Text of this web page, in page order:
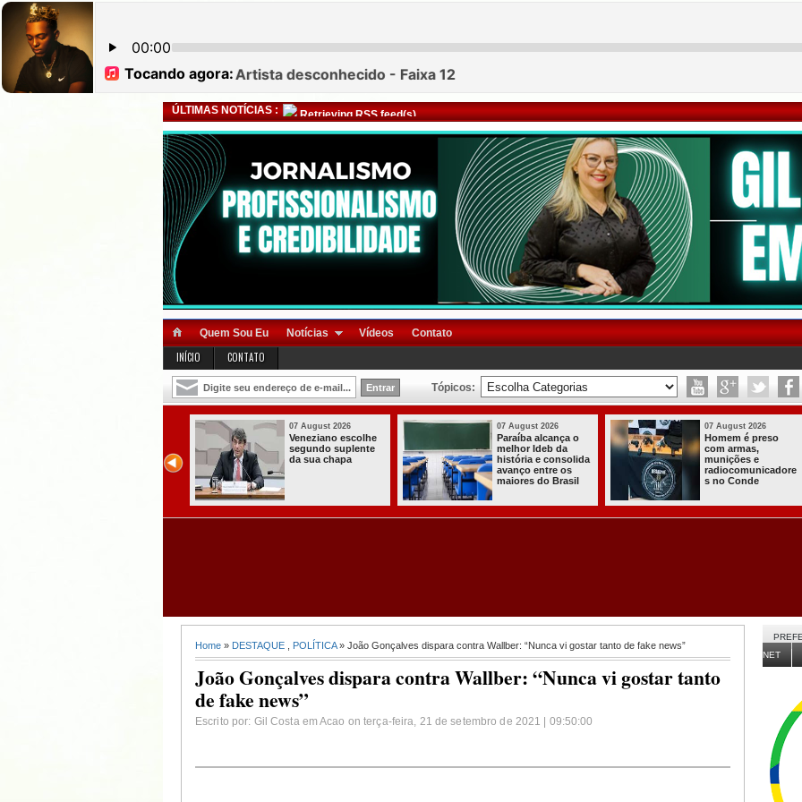
ÚLTIMAS NOTÍCIAS : Retrieving RSS feed(s)
Quem Sou Eu Notícias Vídeos Contato
INÍCIO CONTATO
Tópicos:
07 August 2026
Paraíba alcança o
melhor Ideb da
história e consolida
avanço entre os
maiores do Brasil
07 August 2026
Homem é preso
com armas,
munições e
radiocomunicadore
s no Conde
03 August 2026
Itabaiana entregou
a primeira Cozinha
Comunitária
Solidária a
Comunidade do
Almir Muniz
03
da
de 30
para
Home » DESTAQUE POLÍTICA» João Gonçalves dispara contra Wallber: “Nunca vi gostar tanto de fake news”
João Gonçalves dispara contra Wallber: “Nunca vi gostar tanto
de fake news”
Escrito por: Gil Costa em Acao on terça-feira, 21 de setembro de 2021 | 09:50:00
NET